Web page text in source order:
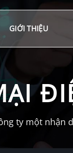
GIỚI THIỆU
ty một nhận